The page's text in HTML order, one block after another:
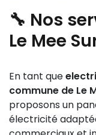
🔧 Nos
Le Mee
En tant que
commune de Le
proposons un
électricité